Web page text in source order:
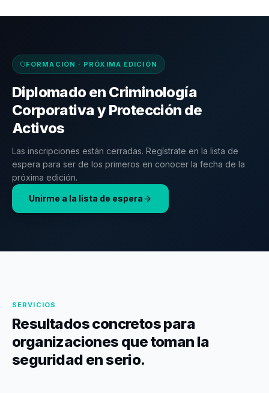
FORMACIÓN · PRÓXIMA EDICIÓN
Diplomado en Criminología
Corporativa y Protección de
Activos
Las inscripciones están cerradas. Regístrate en la lista de
espera para ser de los primeros en conocer la fecha de la
próxima edición.
Unirme a la lista de espera
SERVICIOS
Resultados concretos para
organizaciones que toman la
seguridad en serio.